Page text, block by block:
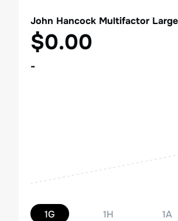
John Hancock Multifactor Large
$0.00
-
1G 1H 1A